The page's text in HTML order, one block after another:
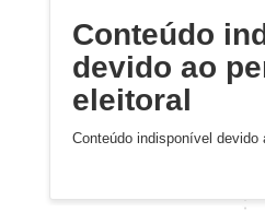
Conteúdo
devido ao
eleitoral
Conteúdo indisponível devido